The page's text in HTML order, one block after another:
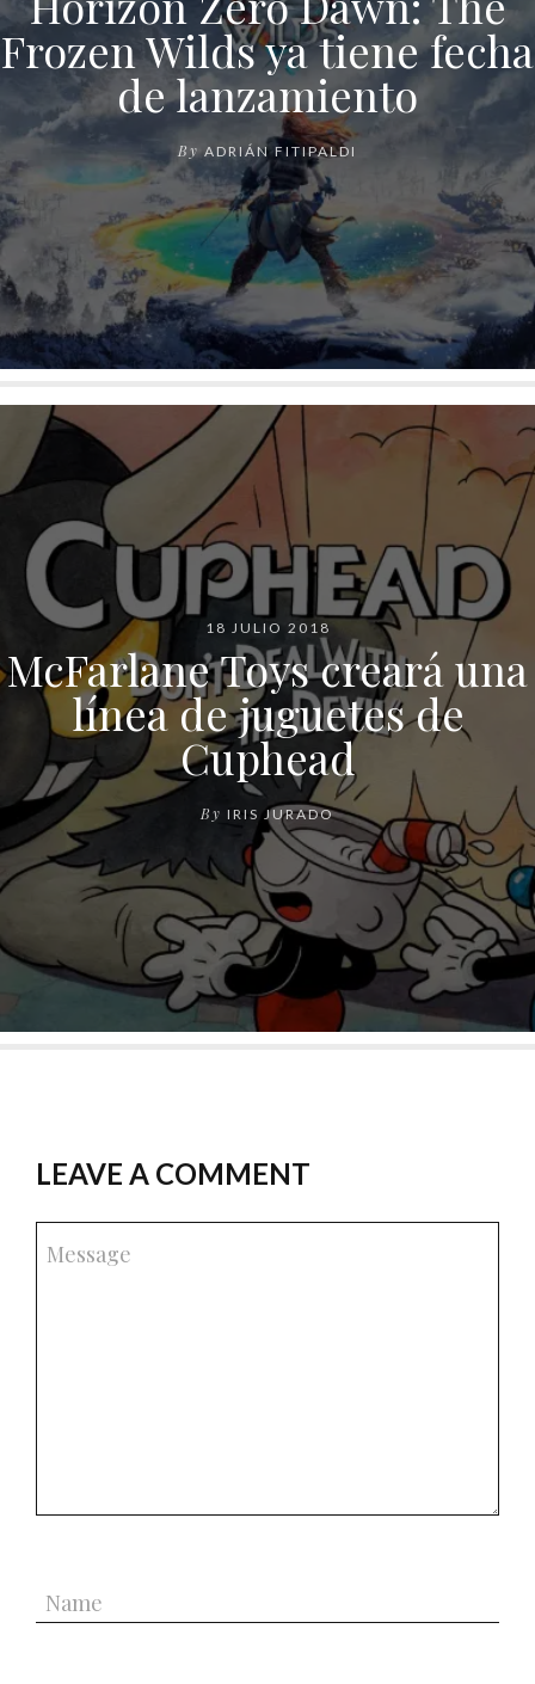
Frozen Wilds ya tiene fecha
de lanzamiento
By ADRIÁN FITIPALDI
18 JULIO 2018
McFarlane Toys creará una
línea de juguetes de
Cuphead
By IRIS JURADO
LEAVE A COMMENT